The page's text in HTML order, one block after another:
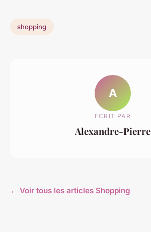
shopping
A
ECRIT PAR
Alexandre-Pierre
← Voir tous les articles Shopping